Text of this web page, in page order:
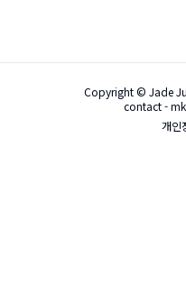
Copyright © Jade
contact -
개인